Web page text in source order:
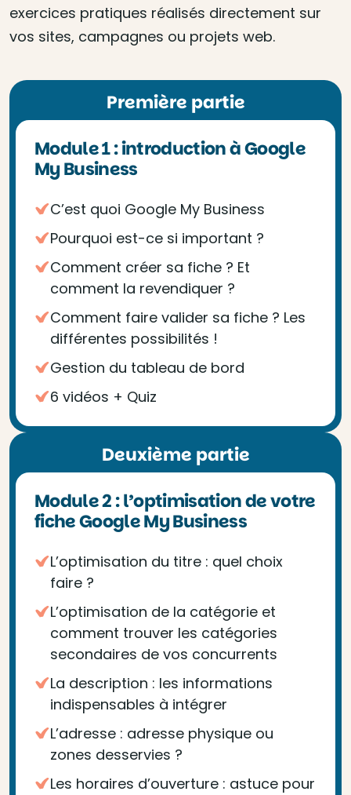
exercices pratiques réalisés directement sur
vos sites, campagnes ou projets web.
Première partie
Module 1 : introduction à Google
My Business
C’est quoi Google My Business
Pourquoi est-ce si important ?
Comment créer sa fiche ? Et
comment la revendiquer ?
Comment faire valider sa fiche ? Les
différentes possibilités !
Gestion du tableau de bord
6 vidéos + Quiz
Deuxième partie
Module 2 : l’optimisation de votre
fiche Google My Business
L’optimisation du titre : quel choix
faire ?
L’optimisation de la catégorie et
comment trouver les catégories
secondaires de vos concurrents
La description : les informations
indispensables à intégrer
L’adresse : adresse physique ou
zones desservies ?
Les horaires d’ouverture : astuce pour